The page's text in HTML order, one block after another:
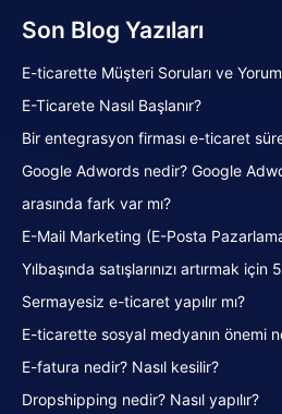
Son Blog Yazıları
E-ticarette Müşteri Soruları ve
E-Ticarete Nasıl Başlanır?
Bir entegrasyon firması e-ticaret
Google Adwords nedir? Google
arasında fark var mı?
E-Mail Marketing (E-Posta
Yılbaşında satışlarınızı artırmak için
Sermayesiz e-ticaret yapılır mı?
E-ticarette sosyal medyanın önemi
E-fatura nedir? Nasıl kesilir?
Dropshipping nedir? Nasıl yapılır?